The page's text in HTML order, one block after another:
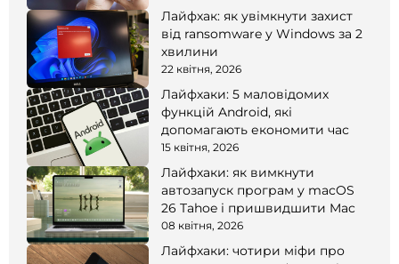
Лайфхак: як увімкнути захист
від ransomware у Windows за 2
хвилини
22 квітня, 2026
Лайфхаки: 5 маловідомих
функцій Android, які
допомагають економити час
15 квітня, 2026
Лайфхаки: як вимкнути
автозапуск програм у macOS
26 Tahoe і пришвидшити Mac
08 квітня, 2026
Лайфхаки: чотири міфи про